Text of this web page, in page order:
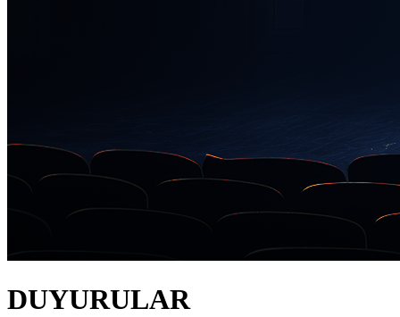
DUYURULAR